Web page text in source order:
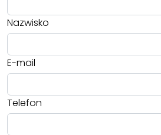
Nazwisko
E-mail
Telefon